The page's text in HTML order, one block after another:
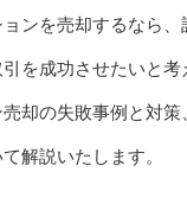
ンを売却するなら、
を成功させたいと考
却の失敗事例と対策
解説いたします。